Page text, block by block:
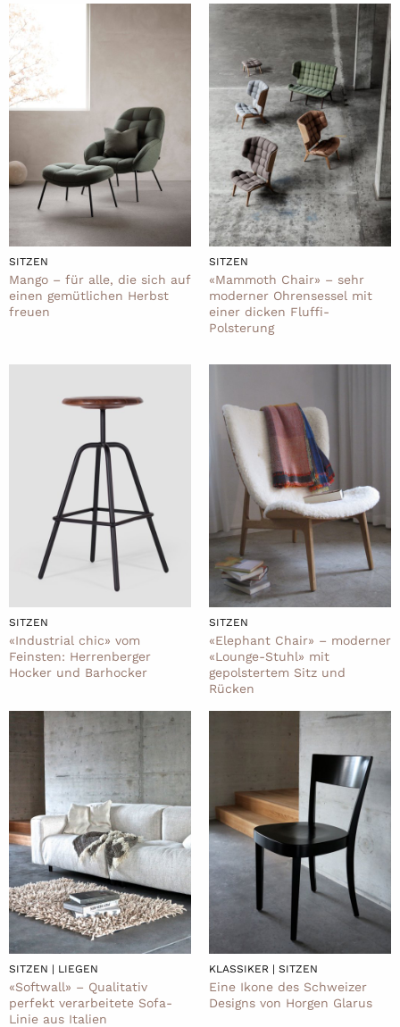
SITZEN
Mango – für alle, die sich auf
einen gemütlichen Herbst
freuen
SITZEN
«Mammoth Chair» – sehr
moderner Ohrensessel mit
einer dicken Fluffi-
Polsterung
SITZEN
«Industrial chic» vom
Feinsten: Herrenberger
Hocker und Barhocker
SITZEN
«Elephant Chair» – moderner
«Lounge-Stuhl» mit
gepolstertem Sitz und
Rücken
SITZEN | LIEGEN
«Softwall» – Qualitativ
perfekt verarbeitete Sofa-
Linie aus Italien
KLASSIKER | SITZEN
Eine Ikone des Schweizer
Designs von Horgen Glarus